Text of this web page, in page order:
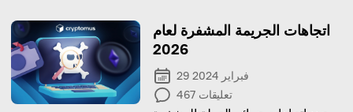
اتجاهات الجريمة المشفرة لعام
2026
29 فبراير 2024
467 تعليقات